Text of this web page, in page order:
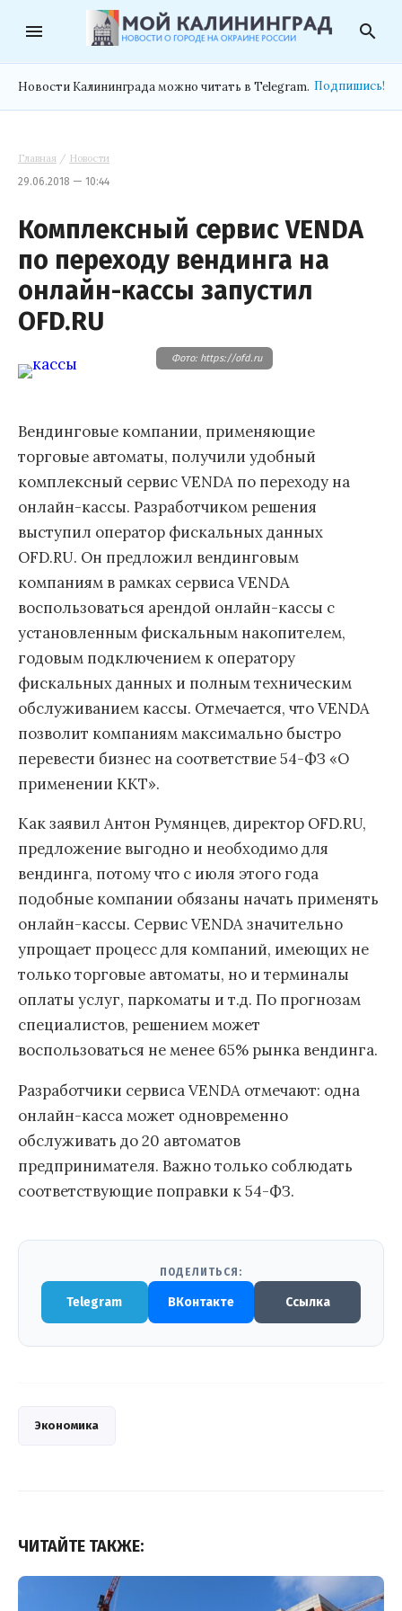
menu search
Новости Калининграда можно читать в Telegram. Подпишись!
Главная / Новости
29.06.2018 — 10:44
Комплексный сервис VENDA
по переходу вендинга на
онлайн-кассы запустил
OFD.RU
Фото: https://ofd.ru
Вендинговые компании, применяющие
торговые автоматы, получили удобный
комплексный сервис VENDA по переходу на
онлайн-кассы. Разработчиком решения
выступил оператор фискальных данных
OFD.RU. Он предложил вендинговым
компаниям в рамках сервиса VENDA
воспользоваться арендой онлайн-кассы c
установленным фискальным накопителем,
годовым подключением к оператору
фискальных данных и полным техническим
обслуживанием кассы. Отмечается, что VENDA
позволит компаниям максимально быстро
перевести бизнес на соответствие 54-ФЗ «О
применении ККТ».
Как заявил Антон Румянцев, директор OFD.RU,
предложение выгодно и необходимо для
вендинга, потому что с июля этого года
подобные компании обязаны начать применять
онлайн-кассы. Сервис VENDA значительно
упрощает процесс для компаний, имеющих не
только торговые автоматы, но и терминалы
оплаты услуг, паркоматы и т.д. По прогнозам
специалистов, решением может
воспользоваться не менее 65% рынка вендинга.
Разработчики сервиса VENDA отмечают: одна
онлайн-кассаможет одновременно
обслуживать до 20 автоматов
предпринимателя. Важно только соблюдать
соответствующие поправки к 54-ФЗ.
ПОДЕЛИТЬСЯ:
Telegram ВКонтакте Ссылка
Экономика
ЧИТАЙТЕ ТАКЖЕ: